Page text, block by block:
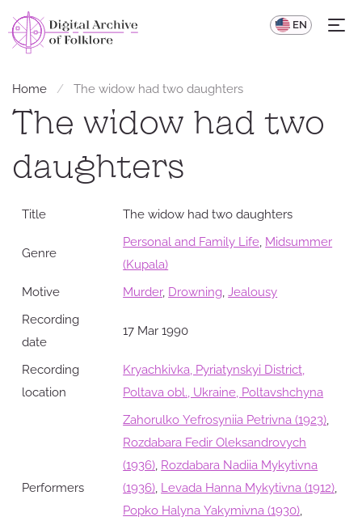
UA EN
Home The widow had two daughters
The widow had two
daughters
Title The widow had two daughters
Genre
Personal and Family Life Midsummer
(Kupala)
Motive
Murder, Drowning ,Jealousy
Recording
date
17 Mar 1990
Recording
location
Kryachkivka, Pyriatynskyi District,
Poltava obl., Ukraine, Poltavshchyna
Performers
Zahorulko Yefrosyniia Petrivna (1923)
Rozdabara Fedir Oleksandrovych
(1936) Rozdabara Nadiia Mykytivna
(1936) Levada Hanna Mykytivna (1912)
Popko Halyna Yakymivna (1930)